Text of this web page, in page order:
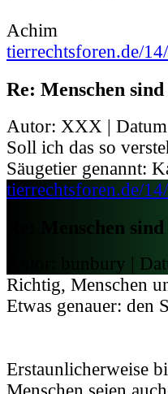
Achim
tierrechtsforen.de/
Re: Menschen
Autor: XXX |
Soll ich das so
Säugetier genannt:
tierrechtsforen.de/
Re: Menschen
Autor: bunbury |
Richtig, Menschen
Etwas genauer: den
Erstaunlicherweise